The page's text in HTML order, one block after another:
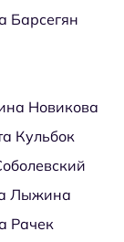
Барсегян
Новикова
Кульбок
Лыжина
Рачек